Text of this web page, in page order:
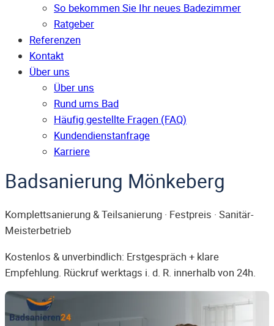
So bekommen Sie Ihr neues Badezimmer
Ratgeber
Referenzen
Kontakt
Über uns
Über uns
Rund ums Bad
Häufig gestellte Fragen (FAQ)
Kunden­dienst­anfrage
Karriere
Badsanierung Mönkeberg
Komplettsanierung & Teilsanierung · Festpreis · Sanitär-
Meisterbetrieb
Kostenlos & unverbindlich: Erstgespräch + klare
Empfehlung. Rückruf werktags i. d. R. innerhalb von 24h.